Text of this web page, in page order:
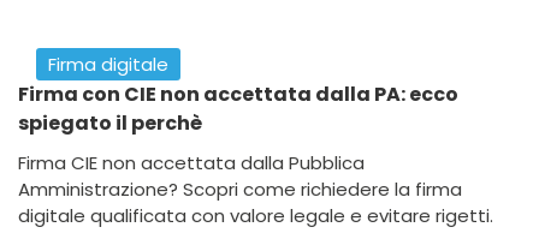
Firma digitale
Firma con CIE non accettata dalla PA: ecco
spiegato il perchè
Firma CIE non accettata dalla Pubblica
Amministrazione? Scopri come richiedere la firma
digitale qualificata con valore legale e evitare rigetti.